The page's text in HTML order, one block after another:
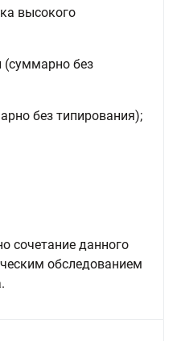
высокого
(суммарно без
без типирования);
сочетание данного
обследованием